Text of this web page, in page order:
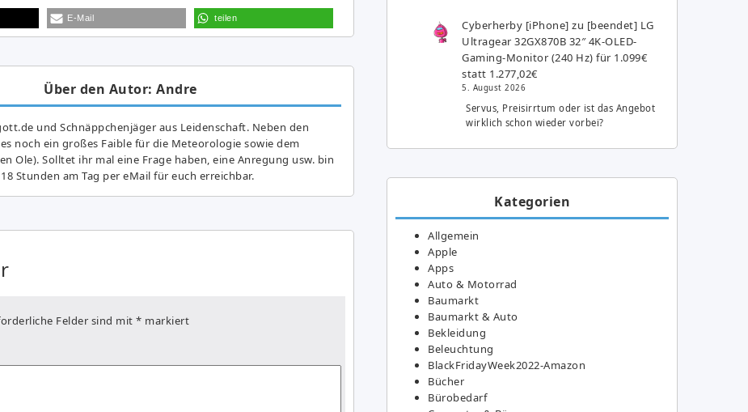
E-Mail teilen
Über den Autor: Andre
und Schnäppchenjäger aus Leidenschaft. Neben den
noch ein großes Fai­ble für die Meteorologie sowie dem
Ole). Solltet ihr mal eine Frage haben, eine Anregung usw. bin
Stunden am Tag per eMail für euch erreichbar.
Felder sind mit * markiert
Cyberherby [iPhone] zu [beendet] LG
Ultragear 32GX870B 32″ 4K-OLED-
Gaming-Monitor (240 Hz) für 1.099€
statt 1.277,02€
5. August 2026
Servus, Preisirrtum oder ist das Angebot
wirklich schon wieder vorbei?
Kategorien
Allgemein
Apple
Apps
Auto & Motorrad
Baumarkt
Baumarkt & Auto
Bekleidung
Beleuchtung
BlackFridayWeek2022-Amazon
Bücher
Bürobedarf